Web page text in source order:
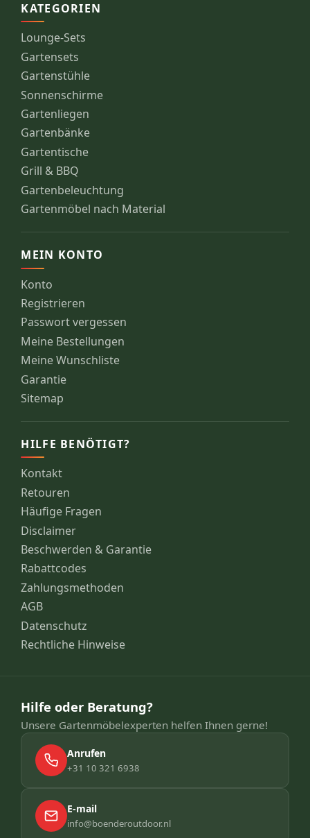
KATEGORIEN
Lounge-Sets
Gartensets
Gartenstühle
Sonnenschirme
Gartenliegen
Gartenbänke
Gartentische
Grill & BBQ
Gartenbeleuchtung
Gartenmöbel nach Material
MEIN KONTO
Konto
Registrieren
Passwort vergessen
Meine Bestellungen
Meine Wunschliste
Garantie
Sitemap
HILFE BENÖTIGT?
Kontakt
Retouren
Häufige Fragen
Disclaimer
Beschwerden & Garantie
Rabattcodes
Zahlungsmethoden
AGB
Datenschutz
Rechtliche Hinweise
Hilfe oder Beratung?
Unsere Gartenmöbelexperten helfen Ihnen gerne!
Anrufen
+31 10 321 6938
E-mail
info@boenderoutdoor.nl